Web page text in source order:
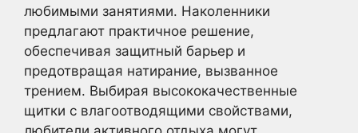
любимыми занятиями. Наколенники
предлагают практичное решение,
обеспечивая защитный барьер и
предотвращая натирание, вызванное
трением. Выбирая высококачественные
щитки с влагоотводящими свойствами,